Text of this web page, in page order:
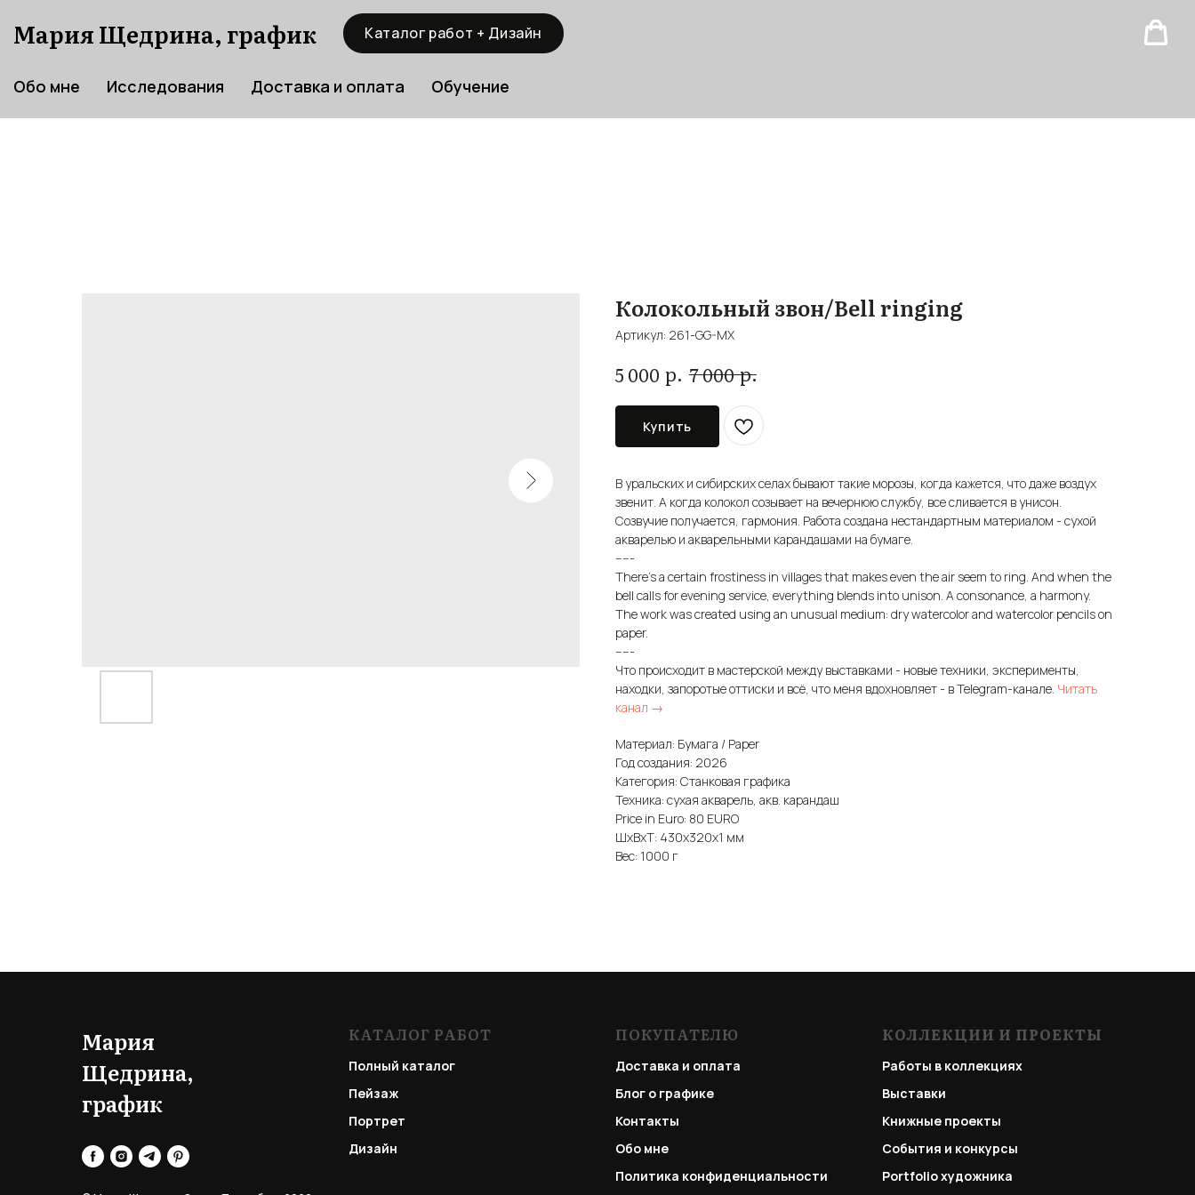
Мария Щедрина, график Каталог работ + Дизайн
Обо мне Исследования Доставка и оплата Обучение
Колокольный звон/Bell ringing
Артикул: 261-GG-MX
5 000 р. 7 000 р.
Купить
В уральских и сибирских селах бывают такие морозы, когда кажется, что даже воздух
звенит. А когда колокол созывает на вечернюю службу, все сливается в унисон.
Созвучие получается, гармония. Работа создана нестандартным материалом - сухой
акварелью и акварельными карандашами на бумаге.
-----
There's a certain frostiness in villages that makes even the air seem to ring. And when the
bell calls for evening service, everything blends into unison. A consonance, a harmony.
The work was created using an unusual medium: dry watercolor and watercolor pencils on
paper.
-----
Что происходит в мастерской между выставками - новые техники, эксперименты,
находки, запоротые оттиски и всё, что меня вдохновляет - в Telegram-канале. Читать
канал →
Материал: Бумага / Paper
Год создания: 2026
Категория: Станковая графика
Техника: сухая акварель, акв. карандаш
Price in Euro: 80 EURO
ШxВxТ: 430x320x1 мм
Вес: 1000 г
Мария
Щедрина,
график
КАТАЛОГ РАБОТ
Полный каталог
Пейзаж
Портрет
Дизайн
ПОКУПАТЕЛЮ
Доставка и оплата
Блог о графике
Контакты
Обо мне
Политика конфиденциальности
КОЛЛЕКЦИИ И ПРОЕКТЫ
Работы в коллекциях
Выставки
Книжные проекты
События и конкурсы
Portfolioхудожника